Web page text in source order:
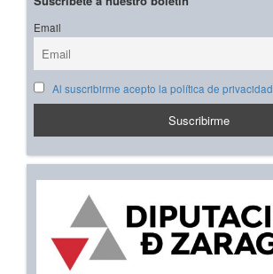
Email
Al suscribirme acepto la política de privacidad